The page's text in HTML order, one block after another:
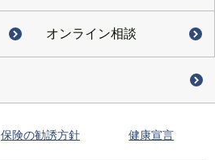
オンライン相談
保険の勧誘方針 健康宣言